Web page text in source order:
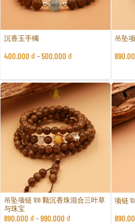
沉香玉手镯
400.000 ₫ –500.000 ₫
吊坠
吊坠项链 108 颗沉香珠混合三叶草
与珠宝
890.000 ₫ –990.000 ₫
项链